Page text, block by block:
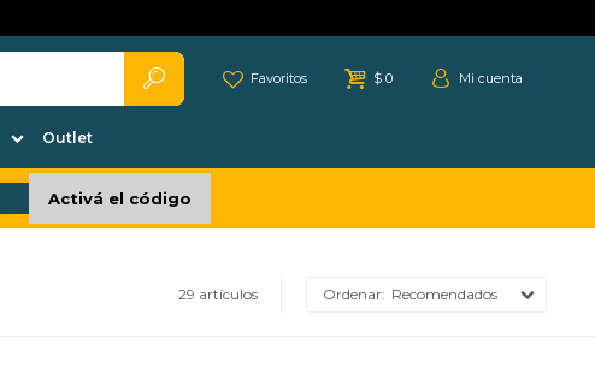
Outlet
$ 0
Favoritos
Activá el código
29 artículos Recomendados